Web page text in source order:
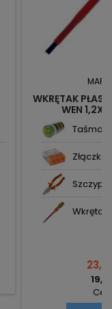
WKRĘTAK
WEN
Taśma
Złączka
Wkrętak